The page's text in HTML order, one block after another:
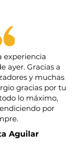
experiencia
ayer. Gracias a
y muchas
gracias por tu
lo máximo,
por
Aguilar